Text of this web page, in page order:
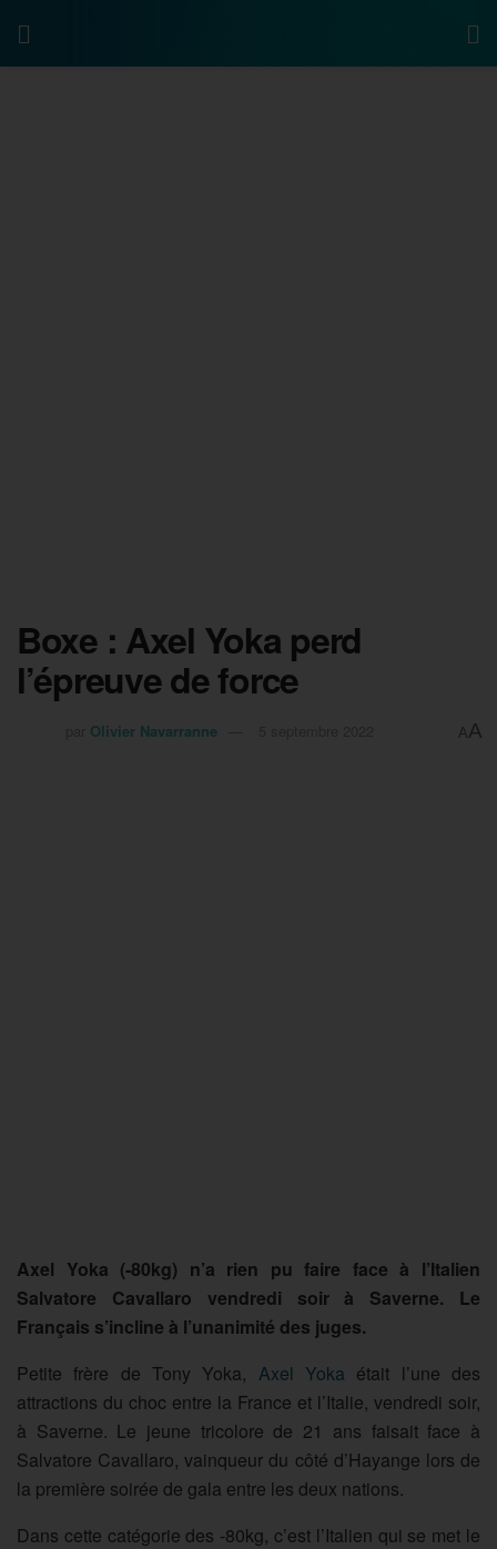
Boxe : Axel Yoka perd
l’épreuve de force
Olivier Navarranne AA
Axel Yoka (-80kg) n’a rien pu faire face à l’Italien
Salvatore Cavallaro vendredi soir à Saverne. Le
Français s’incline à l’unanimité des juges.
Petite frère de Tony Yoka, Axel Yoka était l’une des
attractions du choc entre la France et l’Italie, vendredi soir,
à Saverne. Le jeune tricolore de 21 ans faisait face à
Salvatore Cavallaro, vainqueur du côté d’Hayange lors de
la première soirée de gala entre les deux nations.
Dans cette catégorie des -80kg, c’est l’Italien qui se met le